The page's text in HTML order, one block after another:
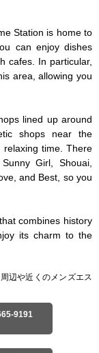
Station is home to
can enjoy dishes
cafes. In particular,
area, allowing you
lined up around
shops near the
relaxing time. There
Girl, Shouai,
and Best, so you
combines history
its charm to the
辺や近くのメンズエス
9191